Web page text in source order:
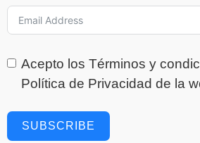
Acepto los Términos y
Política de Privacidad de la
SUBSCRIBE